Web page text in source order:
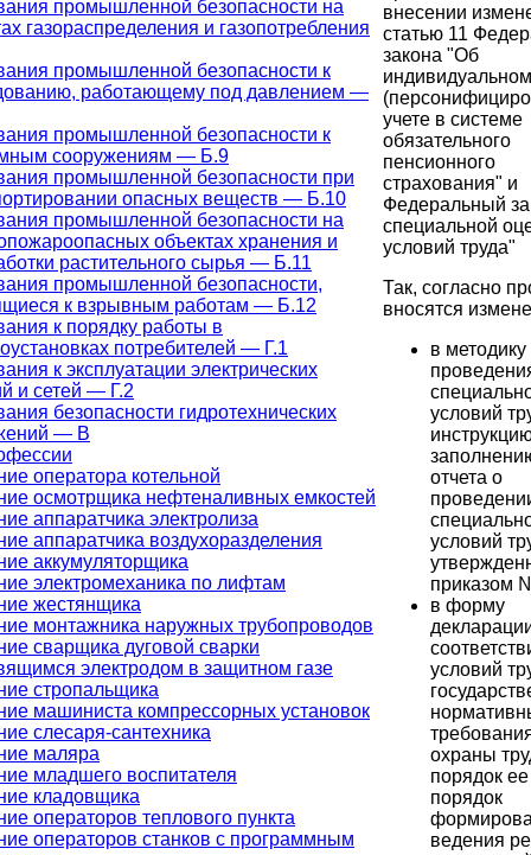
промышленной безопасности на
газораспределения и газопотребления
промышленной безопасности к
работающему под давлением —
промышленной безопасности к
сооружениям — Б.9
промышленной безопасности при
опасных веществ — Б.10
промышленной безопасности на
объектах хранения и
растительного сырья — Б.11
промышленной безопасности,
к взрывным работам — Б.12
к порядку работы в
потребителей — Г.1
к эксплуатации электрических
и сетей — Г.2
безопасности гидротехнических
— В
оператора котельной
осмотрщика нефтеналивных емкостей
аппаратчика электролиза
аппаратчика воздухоразделения
аккумуляторщика
электромеханика по лифтам
жестянщика
монтажника наружных трубопроводов
сварщика дуговой сварки
электродом в защитном газе
стропальщика
машиниста компрессорных установок
слесаря-сантехника
маляра
младшего воспитателя
кладовщика
операторов теплового пункта
операторов станков с программным
внесении
статью 11
закона "Об
индивидуальном
учете в системе
обязательного
пенсионного
страхования" и
Федеральный
специальной
условий труда"
Так, согласно
вносятся
в методику
условий
отчета о
условий
приказом
в форму
условий
охраны
порядок
порядок
ведения